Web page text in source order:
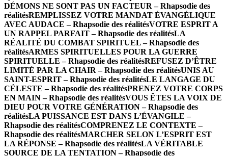
DÉMONS NE SONT PAS UN FACTEUR – Rhapsodie des
réalitésREMPLISSEZ VOTRE MANDAT ÉVANGÉLIQUE
AVEC AUDACE – Rhapsodie des réalitésVOTRE ESPRIT A
UN RAPPEL PARFAIT – Rhapsodie des réalitésLA
RÉALITÉ DU COMBAT SPIRITUEL – Rhapsodie des
réalitésARMES SPIRITUELLES POUR LA GUERRE
SPIRITUELLE – Rhapsodie des réalitésREFUSEZ D’ÊTRE
LIMITÉ PAR LA CHAIR – Rhapsodie des réalitésUNIS AU
SAINT-ESPRIT – Rhapsodie des réalitésLE LANGAGE DU
CÉLESTE – Rhapsodie des réalitésPRENEZ VOTRE CORPS
EN MAIN – Rhapsodie des réalitésVOUS ÊTES LA VOIX DE
DIEU POUR VOTRE GÉNÉRATION – Rhapsodie des
réalitésLA PUISSANCE EST DANS L’ÉVANGILE –
Rhapsodie des réalitésCOMPRENEZ LE CONTEXTE –
Rhapsodie des réalitésMARCHER SELON L’ESPRIT EST
LA RÉPONSE – Rhapsodie des réalitésLA VÉRITABLE
SOURCE DE LA TENTATION – Rhapsodie des